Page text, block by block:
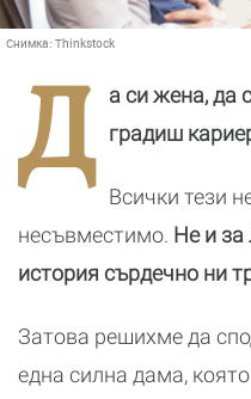
Снимка: Thinkstock
Д
а си жена, да
градиш
Всички тези
несъвместимо. Не и за
история сърдечно ни
Затова решихме да
една силна дама,